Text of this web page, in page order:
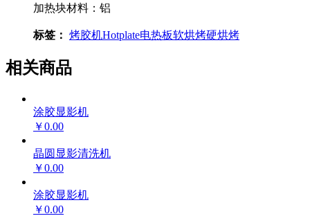
加热块材料：铝
标签： 烤胶机Hotplate电热板软烘烤硬烘烤
相关商品
涂胶显影机
￥0.00
晶圆显影清洗机
￥0.00
涂胶显影机
￥0.00